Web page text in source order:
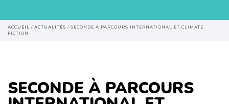
ACCUEIL / ACTUALITÉS / SECONDE À PARCOURS INTERNATIONAL ET CLIMATE
FICTION
SECONDE À PARCOURS